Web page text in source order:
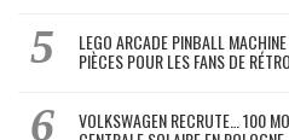
LEGO ARCADE PINBALL
PIÈCES POUR LES FANS DE RÉTRO
VOLKSWAGEN RECRUTE… 100